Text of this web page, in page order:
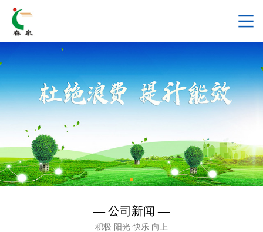
— 公司新闻 —
积极 阳光 快乐 向上